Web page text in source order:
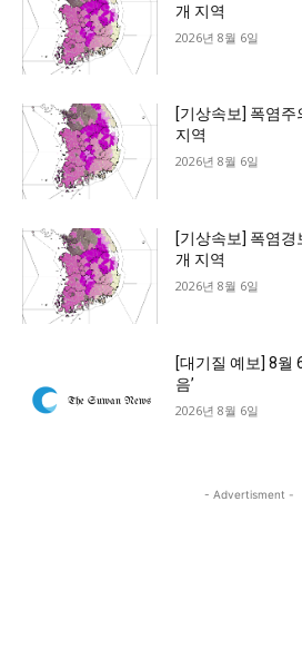
개 지역
2026년 8월 6일
[기상속보] 폭염
지역
2026년 8월 6일
[기상속보] 폭염
개 지역
2026년 8월 6일
[대기질 예보] 8월
음’
2026년 8월 6일
- Advertisment -